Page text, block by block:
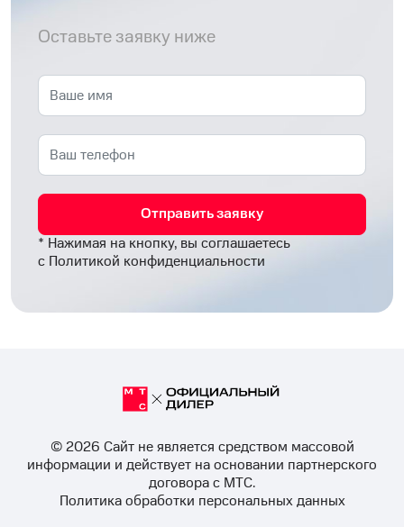
Оставьте заявку ниже
Отправить заявку
* Нажимая на кнопку, вы соглашаетесь
с Политикой конфиденциальности
© 2026 Cайт не является средством массовой
информации и действует на основании партнерского
договора с МТС.
Политика обработки персональных данных